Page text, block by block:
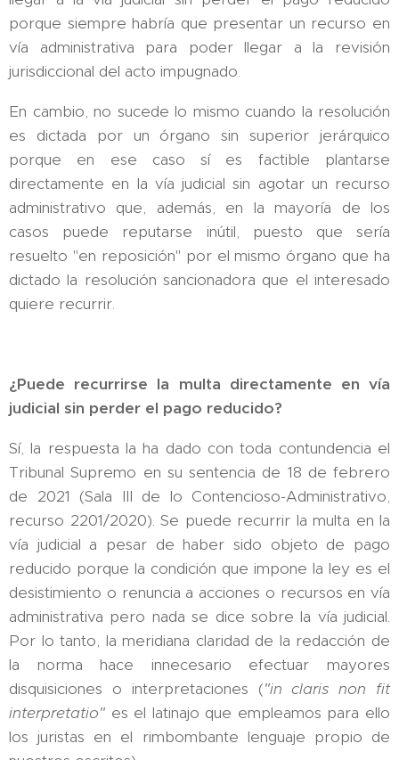
porque siempre habría que presentar un recurso en
vía administrativa para poder llegar a la revisión
jurisdiccional del acto impugnado.
En cambio, no sucede lo mismo cuando la resolución
es dictada por un órgano sin superior jerárquico
porque en ese caso sí es factible plantarse
directamente en la vía judicial sin agotar un recurso
administrativo que, además, en la mayoría de los
casos puede reputarse inútil, puesto que sería
resuelto "en reposición" por el mismo órgano que ha
dictado la resolución sancionadora que el interesado
quiere recurrir.
¿Puede recurrirse la multa directamente en vía
judicial sin perder el pago reducido?
Sí, la respuesta la ha dado con toda contundencia el
Tribunal Supremo en su sentencia de 18 de febrero
de 2021 (Sala III de lo Contencioso-Administrativo,
recurso 2201/2020). Se puede recurrir la multa en la
vía judicial a pesar de haber sido objeto de pago
reducido porque la condición que impone la ley es el
desistimiento o renuncia a acciones o recursos en vía
administrativa pero nada se dice sobre la vía judicial.
Por lo tanto, la meridiana claridad de la redacción de
la norma hace innecesario efectuar mayores
disquisiciones o interpretaciones ("in claris non fit
interpretatio" es el latinajo que empleamos para ello
los juristas en el rimbombante lenguaje propio de